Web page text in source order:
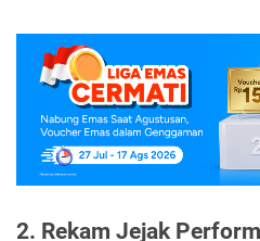
2. Rekam Jejak